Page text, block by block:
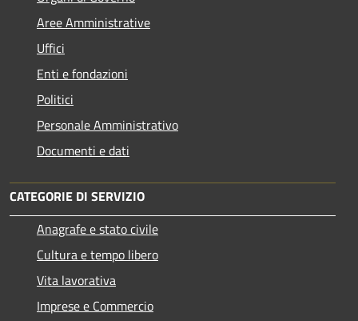
Aree Amministrative
Uffici
Enti e fondazioni
Politici
Personale Amministrativo
Documenti e dati
CATEGORIE DI SERVIZIO
Anagrafe e stato civile
Cultura e tempo libero
Vita lavorativa
Imprese e Commercio